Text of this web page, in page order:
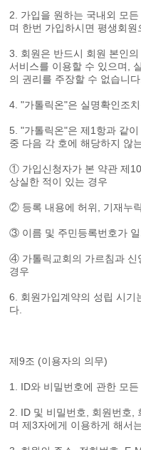
2. 가입을 원하는 국내외 모
며 한번 가입하시면 평생회원
3. 회원은 반드시 회원 본인
서비스를 이용할 수 있으며,
의 권리를 주장할 수 없습니다.
4. "가톨릭온"은 실명확인조
5. "가톨릭온"은 제1항과 같
중 다음 각 호에 해당하지 않
① 가입신청자가 본 약관 제
상실한 적이 있는 경우
② 등록 내용에 허위, 기재누
③ 이름 및 주민등록번호가
④ 가톨릭교회의 가르침과 신
경우
6. 회원가입계약의 성립 시기
다.
제9조 (이용자의 의무)
1. ID와 비밀번호에 관한 모
2. ID 및 비밀번호, 회원번호,
며 제3자에게 이용하게 해서